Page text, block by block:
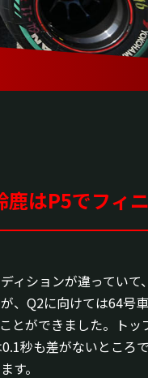
はP5でフィ
ィションが違っていて
、Q2に向けては64号
とができました。トッ
秒も差がないところ
す。